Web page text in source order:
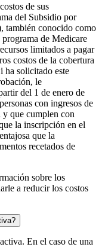
de sus
del Subsidio por
también conocido como
de Medicare
limitados a pagar
costos de la cobertura
ha solicitado este
le
del 1 de enero de
con ingresos de
y que cumplen con
la inscripción en el
que la
recetados de
sobre los
a reducir los costos
En el caso de una